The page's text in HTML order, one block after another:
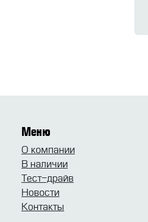
Меню
О компании
В наличии
Тест-драйв
Новости
Контакты